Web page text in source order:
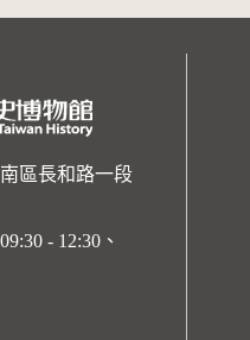
區長和路一段
- 12:30、